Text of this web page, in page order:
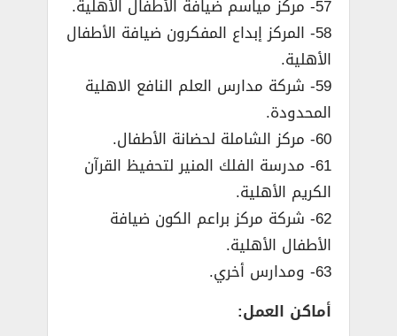
57- مركز مياسم ضيافة الأطفال الأهلية.
58- المركز إبداع المفكرون ضيافة الأطفال
الأهلية.
59- شركة مدارس العلم النافع الاهلية
المحدودة.
60- مركز الشاملة لحضانة الأطفال.
61- مدرسة الفلك المنير لتحفيظ القرآن
الكريم الأهلية.
62- شركة مركز براعم الكون ضيافة
الأطفال الأهلية.
63- ومدارس أخري.
أماكن العمل: